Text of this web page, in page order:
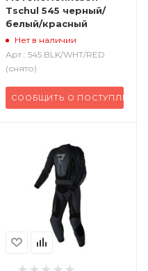
Tschul 545 черный/
белый/красный
Нет в наличии
Арт.: 545 BLK/WHT/RED
(снято)
СООБЩИТЬ О ПОСТУПЛЕНИИ